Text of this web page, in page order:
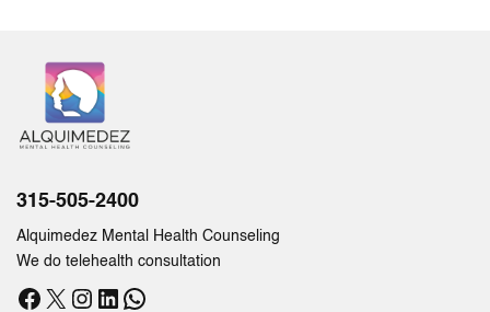
315-505-2400
Alquimedez Mental Health Counseling
We do telehealth consultation
Facebook
X Instagram
LinkedIn
WhatsApp